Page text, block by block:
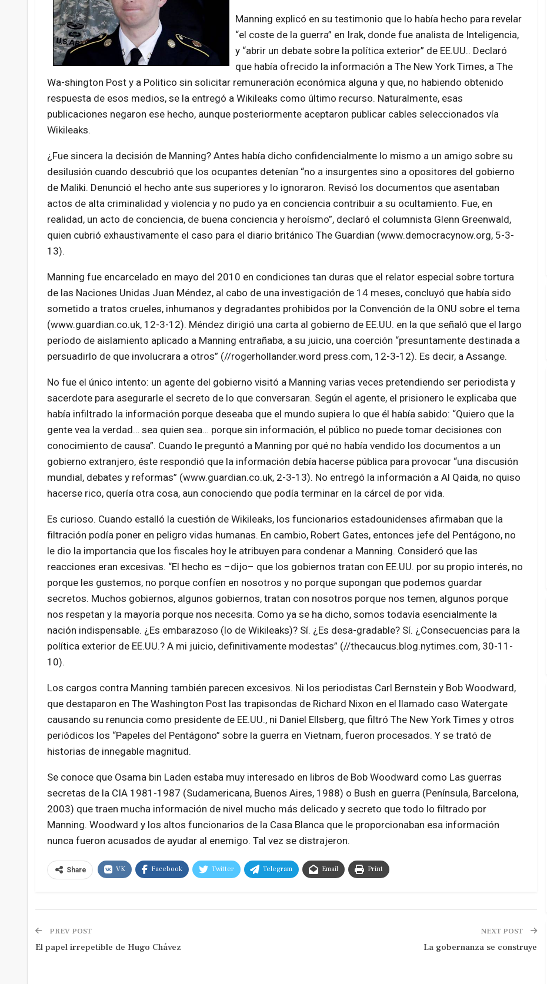
Manning explicó en su testimonio que lo había hecho para revelar
“el coste de la guerra” en Irak, donde fue analista de Inteligencia,
y “abrir un debate sobre la política exterior” de EE.UU.. Declaró
que había ofrecido la información a The New York Times, a The
Wa-shington Post y a Politico sin solicitar remuneración económica alguna y que, no habiendo obtenido
respuesta de esos medios, se la entregó a Wikileaks como último recurso. Naturalmente, esas
publicaciones negaron ese hecho, aunque posteriormente aceptaron publicar cables seleccionados vía
Wikileaks.
¿Fue sincera la decisión de Manning? Antes había dicho confidencialmente lo mismo a un amigo sobre su
desilusión cuando descubrió que los ocupantes detenían “no a insurgentes sino a opositores del gobierno
de Maliki. Denunció el hecho ante sus superiores y lo ignoraron. Revisó los documentos que asentaban
actos de alta criminalidad y violencia y no pudo ya en conciencia contribuir a su ocultamiento. Fue, en
realidad, un acto de conciencia, de buena conciencia y heroísmo”, declaró el columnista Glenn Greenwald,
quien cubrió exhaustivamente el caso para el diario británico The Guardian (www.democracynow.org, 5-3-
13).
Manning fue encarcelado en mayo del 2010 en condiciones tan duras que el relator especial sobre tortura
de las Naciones Unidas Juan Méndez, al cabo de una investigación de 14 meses, concluyó que había sido
sometido a tratos crueles, inhumanos y degradantes prohibidos por la Convención de la ONU sobre el tema
(www.guardian.co.uk, 12-3-12). Méndez dirigió una carta al gobierno de EE.UU. en la que señaló que el largo
período de aislamiento aplicado a Manning entrañaba, a su juicio, una coerción “presuntamente destinada a
persuadirlo de que involucrara a otros” (//rogerhollander.word press.com, 12-3-12). Es decir, a Assange.
No fue el único intento: un agente del gobierno visitó a Manning varias veces pretendiendo ser periodista y
sacerdote para asegurarle el secreto de lo que conversaran. Según el agente, el prisionero le explicaba que
había infiltrado la información porque deseaba que el mundo supiera lo que él había sabido: “Quiero que la
gente vea la verdad… sea quien sea… porque sin información, el público no puede tomar decisiones con
conocimiento de causa”. Cuando le preguntó a Manning por qué no había vendido los documentos a un
gobierno extranjero, éste respondió que la información debía hacerse pública para provocar “una discusión
mundial, debates y reformas” (www.guardian.co.uk, 2-3-13). No entregó la información a Al Qaida, no quiso
hacerse rico, quería otra cosa, aun conociendo que podía terminar en la cárcel de por vida.
Es curioso. Cuando estalló la cuestión de Wikileaks, los funcionarios estadounidenses afirmaban que la
filtración podía poner en peligro vidas humanas. En cambio, Robert Gates, entonces jefe del Pentágono, no
le dio la importancia que los fiscales hoy le atribuyen para condenar a Manning. Consideró que las
reacciones eran excesivas. “El hecho es –dijo– que los gobiernos tratan con EE.UU. por su propio interés, no
porque les gustemos, no porque confíen en nosotros y no porque supongan que podemos guardar
secretos. Muchos gobiernos, algunos gobiernos, tratan con nosotros porque nos temen, algunos porque
nos respetan y la mayoría porque nos necesita. Como ya se ha dicho, somos todavía esencialmente la
nación indispensable. ¿Es embarazoso (lo de Wikileaks)? Sí. ¿Es desa-gradable? Sí. ¿Consecuencias para la
política exterior de EE.UU.? A mi juicio, definitivamente modestas” (//thecaucus.blog.nytimes.com, 30-11-
10).
Los cargos contra Manning también parecen excesivos. Ni los periodistas Carl Bernstein y Bob Woodward,
que destaparon en The Washington Post las trapisondas de Richard Nixon en el llamado caso Watergate
causando su renuncia como presidente de EE.UU., ni Daniel Ellsberg, que filtró The New York Times y otros
periódicos los “Papeles del Pentágono” sobre la guerra en Vietnam, fueron procesados. Y se trató de
historias de innegable magnitud.
Se conoce que Osama bin Laden estaba muy interesado en libros de Bob Woodward como Las guerras
secretas de la CIA 1981-1987 (Sudamericana, Buenos Aires, 1988) o Bush en guerra (Península, Barcelona,
2003) que traen mucha información de nivel mucho más delicado y secreto que todo lo filtrado por
Manning. Woodward y los altos funcionarios de la Casa Blanca que le proporcionaban esa información
nunca fueron acusados de ayudar al enemigo. Tal vez se distrajeron.
Share VK Facebook Twitter Telegram Email Print
PREV POST
El papel irrepetible de Hugo Chávez
NEXT POST
La gobernanza se construye